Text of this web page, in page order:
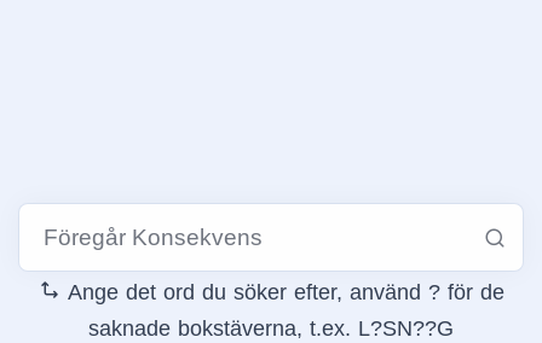
Ange det ord du söker efter, använd ? för de
saknade bokstäverna, t.ex. L?SN??G